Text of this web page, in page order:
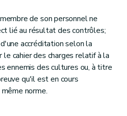
de son personnel ne
lié au résultat des contrôles;
accréditation selon la
cahier des charges relatif à la
ennemis des cultures ou, à titre
qu'il est en cours
norme.